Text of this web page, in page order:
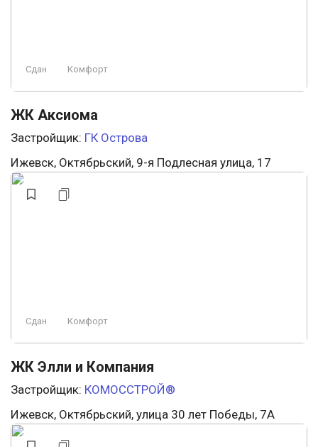
Сдан Комфорт
ЖК Аксиома
Застройщик: ГК Острова
Ижевск, Октябрьский, 9-я Подлесная улица, 17
Сдан Комфорт
ЖК Элли и Компания
Застройщик: КОМОССТРОЙ®
Ижевск, Октябрьский, улица 30 лет Победы, 7А